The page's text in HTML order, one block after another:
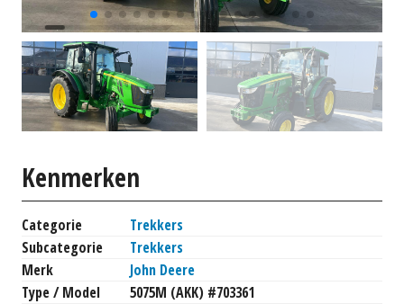
Kenmerken
Categorie
Trekkers
Subcategorie
Trekkers
Merk
John Deere
Type / Model
5075M (AKK) #703361